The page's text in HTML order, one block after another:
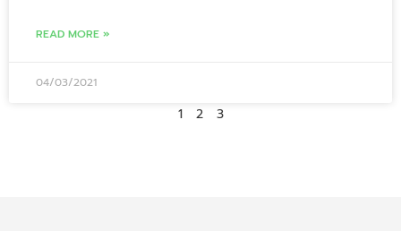
READ MORE »
04/03/2021
1 2 3